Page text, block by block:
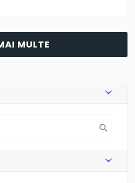
MULTE